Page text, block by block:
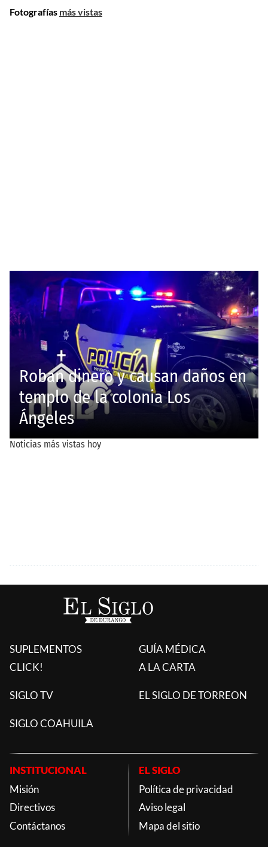
Fotografías más vistas
SUPLEMENTOS
CLICK!
GUÍA MÉDICA
A LA CARTA
SIGLO TV EL SIGLO DE TORREON
SIGLO COAHUILA
INSTITUCIONAL
Misión
Directivos
Contáctanos
EL SIGLO
Política de privacidad
Aviso legal
Mapa del sitio